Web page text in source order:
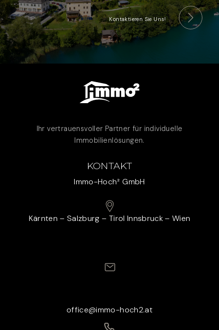
Kontaktieren Sie Uns!
Ihr vertrauensvoller Partner für individuelle
Immobilienlösungen.
KONTAKT
Immo-Hoch² GmbH
Kärnten – Salzburg – Tirol Innsbruck – Wien
office@immo-hoch2.at